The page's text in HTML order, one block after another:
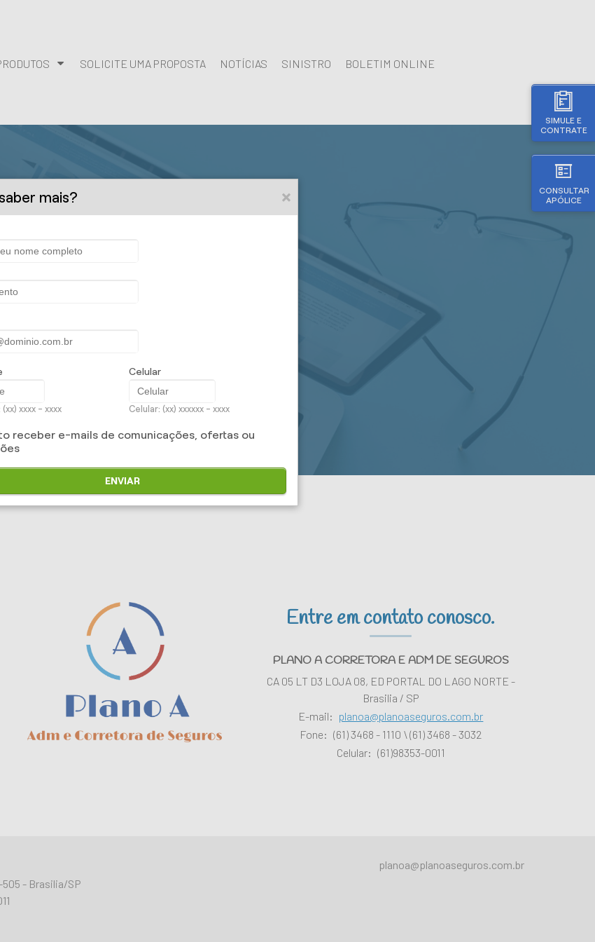
SIMULE E
CONTRATE
CONSULTAR
APÓLICE
SOLICITE UMA PROPOSTA NOTÍCIAS SINISTRO BOLETIM ONLINE
Entre em contato conosco.
PLANO A CORRETORA E ADM DE SEGUROS
CA 05 LT D3 LOJA 08, ED PORTAL DO LAGO NORTE -
Brasilia / SP
E-mail: planoa@planoaseguros.com.br
Fone: (61) 3468 - 1110 \ (61) 3468 - 3032
Celular: (61)98353-0011
505 - Brasilia/SP
planoa@planoaseguros.com.br
mais?
xxxx - xxxx
Celular
Celular: (xx) xxxxxx - xxxx
receber e-mails de comunicações, ofertas ou
ENVIAR